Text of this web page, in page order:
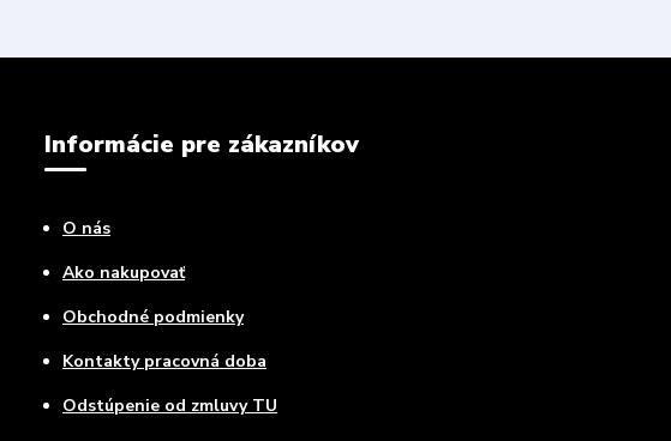
Informácie pre zákazníkov
O nás
Ako nakupovať
Obchodné podmienky
Kontakty pracovná doba
Odstúpenie od zmluvy TU